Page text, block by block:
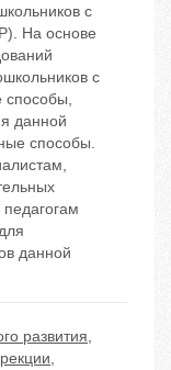
с
На основе
с
способы,
данной
способы.
данной
развития,
,